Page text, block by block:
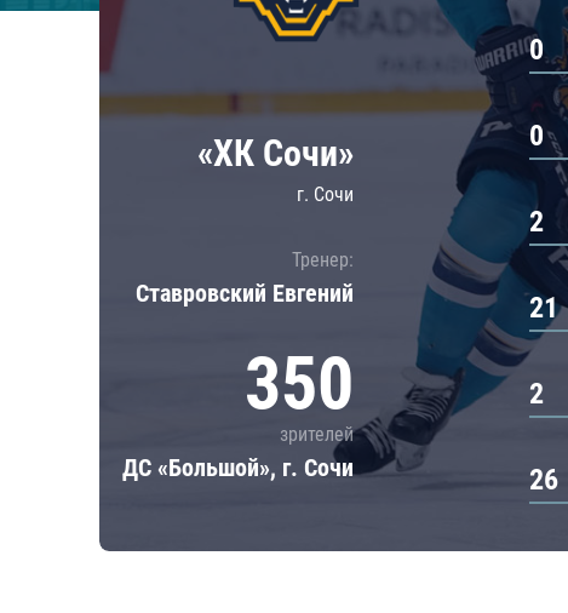
Локомотив
ЦСКА
Шанхайские Драконы
«ХК Сочи»
г. Сочи
Тренер:
Ставровский Евгений
350
зрителей
ДС «Большой», г. Сочи
0
0
2
21
2
26